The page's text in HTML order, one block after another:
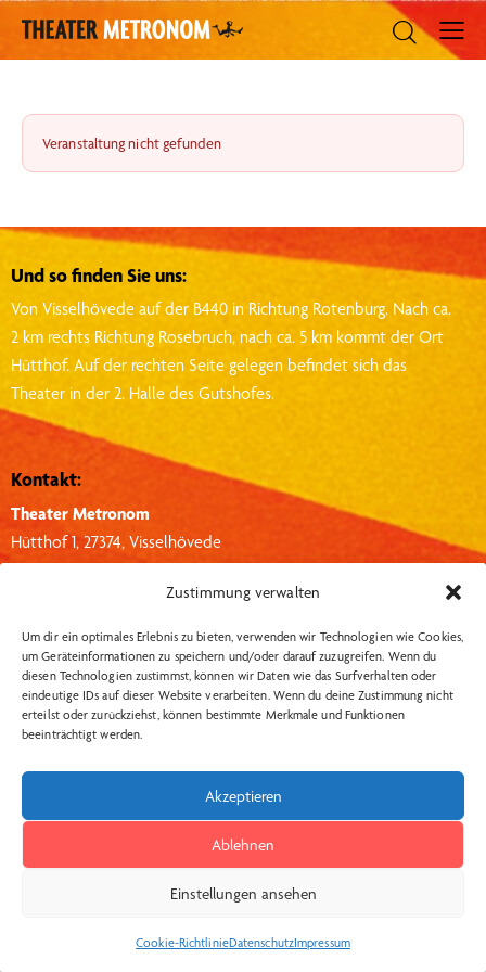
Zustimmung verwalten
Um dir ein optimales Erlebnis zu bieten, verwenden wir Technologien wie Cookies,
um Geräteinformationen zu speichern und/oder darauf zuzugreifen. Wenn du
diesen Technologien zustimmst, können wir Daten wie das Surfverhalten oder
eindeutige IDs auf dieser Website verarbeiten. Wenn du deine Zustimmung nicht
erteilst oder zurückziehst, können bestimmte Merkmale und Funktionen
beeinträchtigt werden.
Akzeptieren
Ablehnen
Einstellungen ansehen
Cookie-RichtlinieDatenschutzImpressum
Veranstaltung nicht gefunden
Und so finden Sie uns:
Von Visselhövede auf der B440 in Richtung Rotenburg. Nach ca.
2 km rechts Richtung Rosebruch, nach ca. 5 km kommt der Ort
Hütthof. Auf der rechten Seite gelegen befindet sich das
Theater in der 2. Halle des Gutshofes.
Kontakt:
Theater Metronom
Hütthof 1, 27374, Visselhövede
Wichtige Links:
Datenschutzerklärung
Impressum
AGB Kartenkauf
Widerrufsbelehrung
Social Media:
Insta